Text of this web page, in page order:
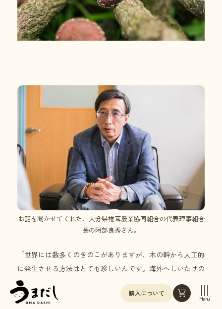
購入について
Menu
「世界には数多くのきのこがありますが、木の幹から人工的
に発生させる方法はとても珍しいんです。海外へしいたけの
生えた原木を持って行くと驚かれるんですよ」と教えてくれ
たのは、大分県椎茸農業協同組合・代表理事組合長の阿部良
お話を聞かせてくれた、大分県椎茸農業協同組合の代表理事組合
長の阿部良秀さん。